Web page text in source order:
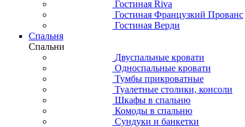
Гостиная Riva
Гостиная Французкий Прованс
Гостиная Верди
Спальня
Спальни
Двуспальные кровати
Односпальные кровати
Тумбы прикроватные
Туалетные столики, консоли
Шкафы в спальню
Комоды в спальню
Сундуки и банкетки